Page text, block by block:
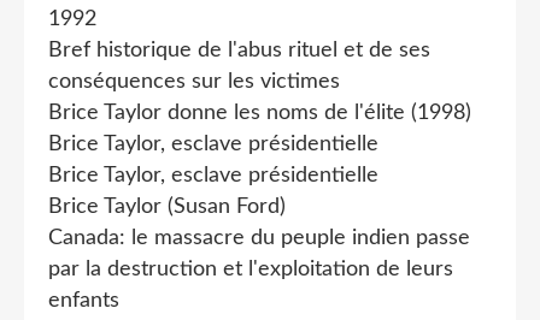
1992
Bref historique de l'abus rituel et de ses
conséquences sur les victimes
Brice Taylor donne les noms de l'élite (1998)
Brice Taylor, esclave présidentielle
Brice Taylor, esclave présidentielle
Brice Taylor (Susan Ford)
Canada: le massacre du peuple indien passe
par la destruction et l'exploitation de leurs
enfants